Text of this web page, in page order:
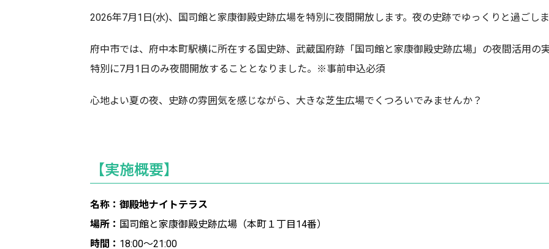
2026年7月1日(水)、国司館と家康御殿史跡広場を特別に夜間開放します。夜の史跡でゆっくりと過ごし
府中市では、府中本町駅横に所在する国史跡、武蔵国府跡「国司館と家康御殿史跡広場」の夜間活用の実
特別に7月1日のみ夜間開放することとなりました。※事前申込必須
心地よい夏の夜、史跡の雰囲気を感じながら、大きな芝生広場でくつろいでみませんか？
【実施概要】
名称：御殿地ナイトテラス
場所： 国司館と家康御殿史跡広場（本町１丁目14番）
時間： 18:00～21:00